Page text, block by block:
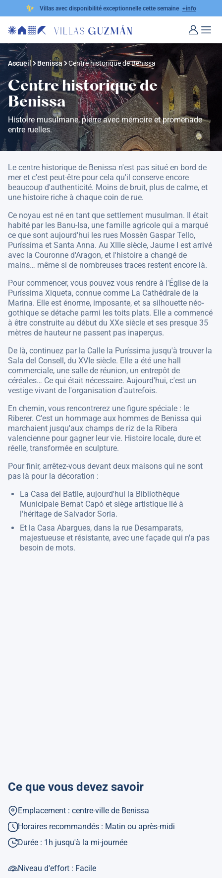
✨ Villas avec disponibilité exceptionnelle cette semaine +info
Accueil Benissa Centre historique de Benissa
Centre historique de
Benissa
Histoire musulmane, pierre avec mémoire et promenade
entre ruelles.
Le centre historique de Benissa n'est pas situé en bord de
mer et c'est peut-être pour cela qu'il conserve encore
beaucoup d'authenticité. Moins de bruit, plus de calme, et
une histoire riche à chaque coin de rue.
Ce noyau est né en tant que settlement musulman. Il était
habité par les Banu-Isa, une famille agricole qui a marqué
ce que sont aujourd'hui les rues Mossèn Gaspar Tello,
Puríssima et Santa Anna. Au XIIIe siècle, Jaume I est arrivé
avec la Couronne d'Aragon, et l'histoire a changé de
mains… même si de nombreuses traces restent encore là.
Pour commencer, vous pouvez vous rendre à l'Église de la
Puríssima Xiqueta, connue comme La Cathédrale de la
Marina. Elle est énorme, imposante, et sa silhouette néo-
gothique se détache parmi les toits plats. Elle a commencé
à être construite au début du XXe siècle et ses presque 35
mètres de hauteur ne passent pas inaperçus.
De là, continuez par la Calle la Puríssima jusqu'à trouver la
Sala del Consell, du XVIe siècle. Elle a été une hall
commerciale, une salle de réunion, un entrepôt de
céréales… Ce qui était nécessaire. Aujourd'hui, c'est un
vestige vivant de l'organisation d'autrefois.
En chemin, vous rencontrerez une figure spéciale : le
Riberer. C'est un hommage aux hommes de Benissa qui
marchaient jusqu'aux champs de riz de la Ribera
valencienne pour gagner leur vie. Histoire locale, dure et
réelle, transformée en sculpture.
Pour finir, arrêtez-vous devant deux maisons qui ne sont
pas là pour la décoration :
La Casa del Batlle, aujourd'hui la Bibliothèque
Municipale Bernat Capó et siège artistique lié à
l'héritage de Salvador Soria.
Et la Casa Abargues, dans la rue Desamparats,
majestueuse et résistante, avec une façade qui n'a pas
besoin de mots.
Ce que vous devez savoir
Emplacement : centre-ville de Benissa
Horaires recommandés : Matin ou après-midi
Durée : 1h jusqu'à la mi-journée
Niveau d'effort : Facile